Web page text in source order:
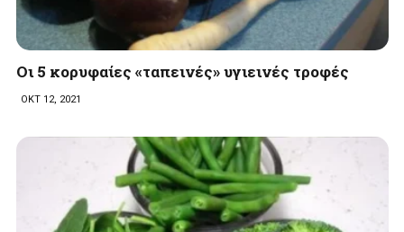
Οι 5 κορυφαίες «ταπεινές» υγιεινές τροφές
ΟΚΤ 12, 2021